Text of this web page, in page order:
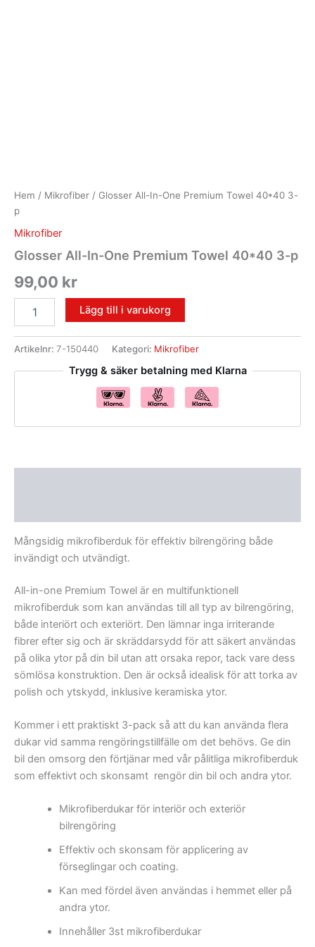
Hem / Mikrofiber / Glosser All-In-One Premium Towel 40*40 3-
p
Mikrofiber
Glosser All-In-One Premium Towel 40*40 3-p
99,00 kr
Lägg till i varukorg
Artikelnr: 7-150440 Kategori: Mikrofiber
Trygg & säker betalning med Klarna
Mångsidig mikrofiberduk för effektiv bilrengöring både
invändigt och utvändigt.
All-in-one Premium Towel är en multifunktionell
mikrofiberduk som kan användas till all typ av bilrengöring,
både interiört och exteriört. Den lämnar inga irriterande
fibrer efter sig och är skräddarsydd för att säkert användas
på olika ytor på din bil utan att orsaka repor, tack vare dess
sömlösa konstruktion. Den är också idealisk för att torka av
polish och ytskydd, inklusive keramiska ytor.
Kommer i ett praktiskt 3-pack så att du kan använda flera
dukar vid samma rengöringstillfälle om det behövs. Ge din
bil den omsorg den förtjänar med vår pålitliga mikrofiberduk
som effektivt och skonsamt rengör din bil och andra ytor.
Mikrofiberdukar för interiör och exteriör
bilrengöring
Effektiv och skonsam för applicering av
förseglingar och coating.
Kan med fördel även användas i hemmet eller på
andra ytor.
Innehåller 3st mikrofiberdukar